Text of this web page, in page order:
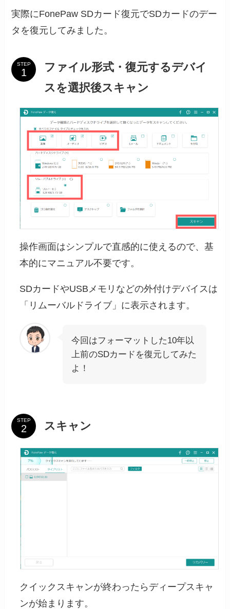
実際にFonePaw SDカード復元でSDカードのデー
タを復元してみました。
STEP
ファイル形式・復元するデバイ
スを選択後スキャン
操作画面はシンプルで直感的に使えるので、基
本的にマニュアル不要です。
SDカードやUSBメモリなどの外付けデバイスは
「リムーバルドライブ」に表示されます。
今回はフォーマットした10年以
上前のSDカードを復元してみた
よ！
STEP スキャン
クイックスキャンが終わったらディープスキャ
ンが始まります。